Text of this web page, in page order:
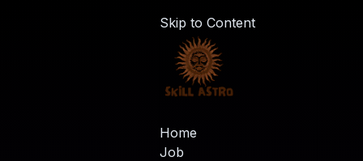
Skip to Content
Home
Job